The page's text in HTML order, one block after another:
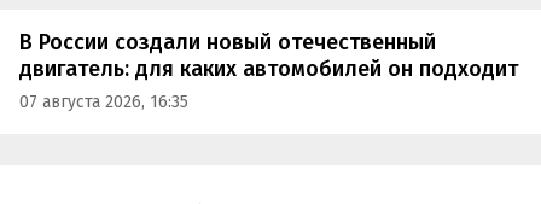
В России создали новый отечественный
двигатель: для каких автомобилей он подходит
07 августа 2026, 16:35